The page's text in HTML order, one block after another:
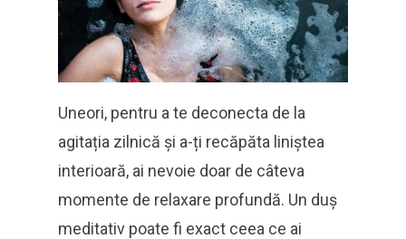
Uneori, pentru a te deconecta de la
agitația zilnică și a-ți recăpăta liniștea
interioară, ai nevoie doar de câteva
momente de relaxare profundă. Un duș
meditativ poate fi exact ceea ce ai